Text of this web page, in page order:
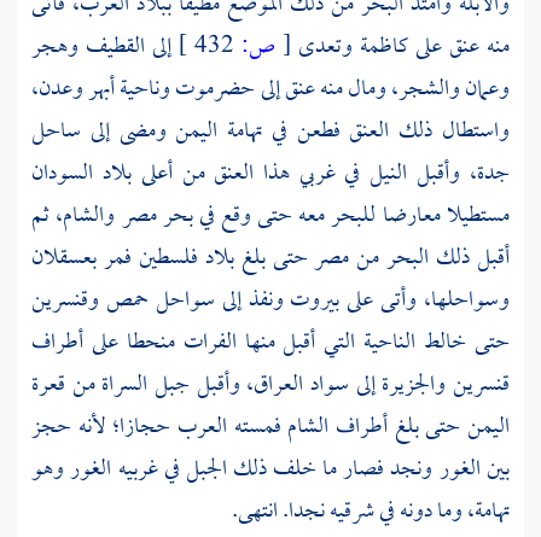
منه عنق على كاظمة وتعدى [ص:
إلى القطيف وهجر
وعمان والشجر، ومال منه عنق إلىحضرموتوناحيةأبهروعدن،
واستطال ذلك العنق فطعن في تهامة اليمن ومضى إلى ساحل
جدة، وأقبل النيل في غربي هذا العنق من أعلى بلاد السودان
مستطيلا معارضا للبحر معه حتى وقع في بحرمصروالشام،ثم
أقبل ذلك البحر منمصرحتى بلغ بلادفلسطينفمربعسقلان
وسواحلها، وأتى علىبيروتونفذ إلى سواحلحمصوقنسرين
حتى خالط الناحية التي أقبل منها الفرات منحطا على أطراف
قنسرين والجزيرة إلى سوادالعراق،وأقبل جبل السراة من قعرة
اليمنحتى بلغ أطراف الشامفمسته العرب حجازا؛لأنه حجز
بين الغور ونجد فصار ما خلف ذلك الجبل في غربيه الغور وهو
تهامة،وما دونه في شرقيهنجدا.انتهى.